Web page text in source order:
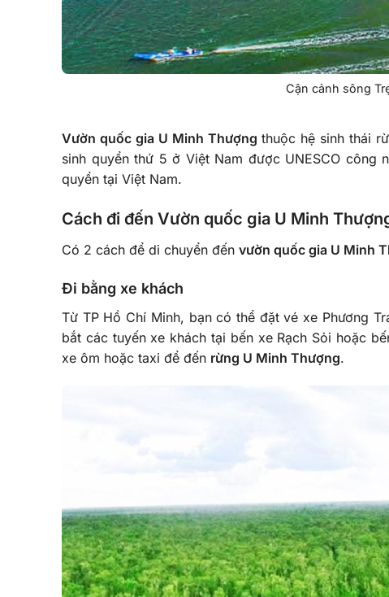
Cận cảnh sông
Vườn quốc gia U Minh Thượng thuộc hệ sinh thái
sinh quyển thứ 5 ở Việt Nam được UNESCO
quyển tại Việt Nam.
Cách đi đến Vườn quốc gia U Minh
Có 2 cách để di chuyển đến vườn quốc gia U Minh
Đi bằng xe khách
Từ TP Hồ Chí Minh, bạn có thể đặt vé xe Phương
bắt các tuyến xe khách tại bến xe Rạch Sỏi hoặc
xe ôm hoặc taxi để đến rừng U Minh Thượng.